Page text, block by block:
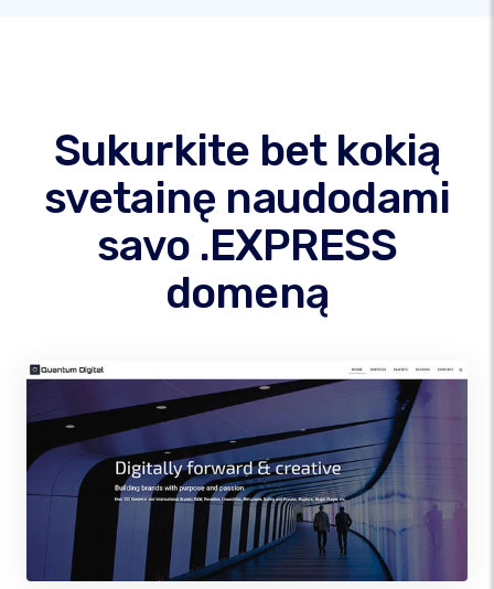
Sukurkite bet kokią
svetainę naudodami
savo .EXPRESS
domeną